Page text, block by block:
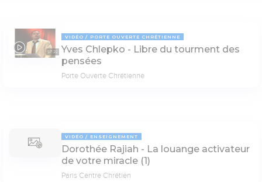
57:22
VIDÉO PORTE OUVERTE CHRÉTIENNE
Yves Chlepko - Libre du tourment des
pensées
Porte Ouverte Chrétienne
VIDÉO ENSEIGNEMENT
Dorothée Rajiah - La louange activateur
de votre miracle (1)
Paris Centre Chrétien